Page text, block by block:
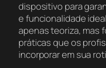
dispositivo para
e funcionalidade
apenas teoriza, mas
práticas que os
incorporar em sua